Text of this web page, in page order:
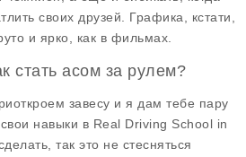
своих друзей. Графика, кстати,
и ярко, как в фильмах.
стать асом за рулем?
завесу и я дам тебе пару
навыки в Real Driving School in
так это не стесняться